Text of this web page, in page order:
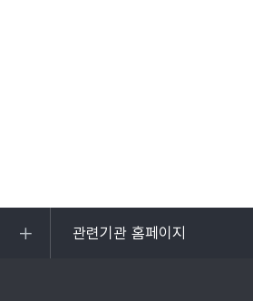
관련기관 홈페이지
목록